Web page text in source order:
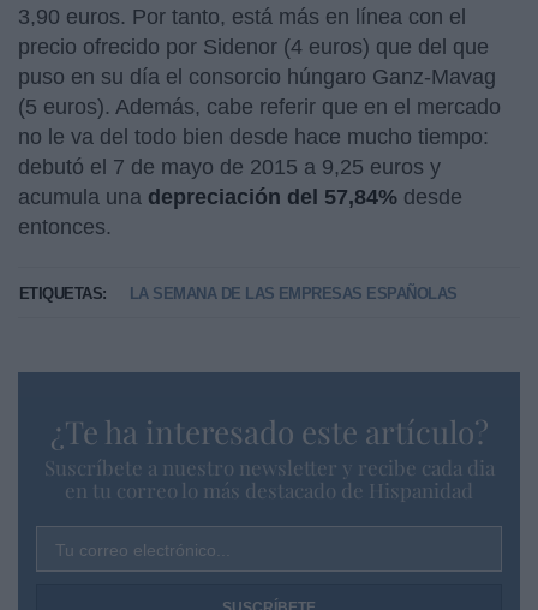
3,90 euros. Por tanto, está más en línea con el
precio ofrecido por Sidenor (4 euros) que del que
puso en su día el consorcio húngaro Ganz-Mavag
(5 euros). Además, cabe referir que en el mercado
no le va del todo bien desde hace mucho tiempo:
debutó el 7 de mayo de 2015 a 9,25 euros y
acumula una depreciación del 57,84% desde
entonces.
ETIQUETAS: LA SEMANA DE LAS EMPRESAS ESPAÑOLAS
¿Te ha interesado este artículo?
Suscríbete a nuestro newsletter y recibe cada dia
en tu correo lo más destacado de Hispanidad
Tu correo electrónico...